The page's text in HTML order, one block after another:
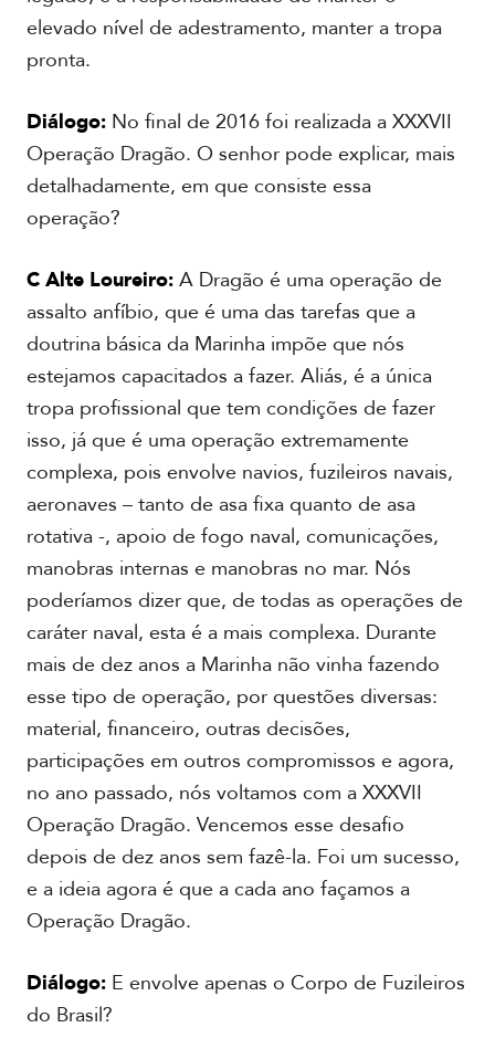
p
o
r
t
a
g
m
s
p
e
c
i
a
l
A
c
d
e
m
i
a
F
t
o
í
d
e
o
s
elevado nível de adestramento, manter a tropa
pronta.
Diálogo:No final de 2016 foi realizada a XXXVII
Operação Dragão. O senhor pode explicar, mais
detalhadamente, em que consiste essa
operação?
C Alte Loureiro:A Dragão é uma operação de
assalto anfíbio, que é uma das tarefas que a
doutrina básica da Marinha impõe que nós
estejamos capacitados a fazer. Aliás, é a única
tropa profissional que tem condições de fazer
isso, já que é uma operação extremamente
complexa, pois envolve navios, fuzileiros navais,
aeronaves – tanto de asa fixa quanto de asa
rotativa -, apoio de fogo naval, comunicações,
manobras internas e manobras no mar. Nós
poderíamos dizer que, de todas as operações de
caráter naval, esta é a mais complexa. Durante
mais de dez anos a Marinha não vinha fazendo
esse tipo de operação, por questões diversas:
material, financeiro, outras decisões,
participações em outros compromissos e agora,
no ano passado, nós voltamos com a XXXVII
Operação Dragão. Vencemos esse desafio
depois de dez anos sem fazê-la. Foi um sucesso,
e a ideia agora é que a cada ano façamos a
Operação Dragão.
Diálogo:E envolve apenas o Corpo de Fuzileiros
do Brasil?